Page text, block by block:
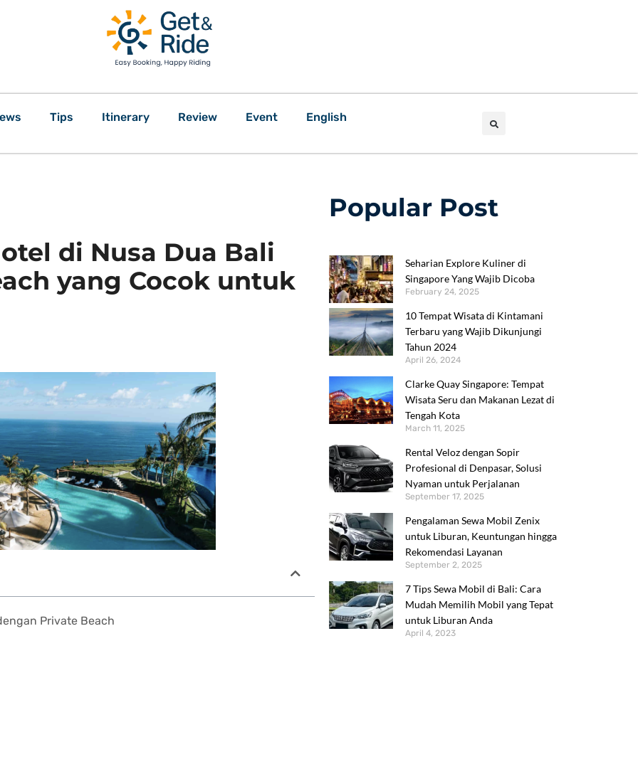
Tips Itinerary Review Event English
di Nusa Dua Bali
yang Cocok untuk
Private Beach
Popular Post
Seharian Explore Kuliner di
Singapore Yang Wajib Dicoba
February 24, 2025
10 Tempat Wisata di Kintamani
Terbaru yang Wajib Dikunjungi
Tahun 2024
April 26, 2024
Clarke Quay Singapore: Tempat
Wisata Seru dan Makanan Lezat di
Tengah Kota
March 11, 2025
Rental Veloz dengan Sopir
Profesional di Denpasar, Solusi
Nyaman untuk Perjalanan
September 17, 2025
Pengalaman Sewa Mobil Zenix
untuk Liburan, Keuntungan hingga
Rekomendasi Layanan
September 2, 2025
7 Tips Sewa Mobil di Bali: Cara
Mudah Memilih Mobil yang Tepat
untuk Liburan Anda
April 4, 2023